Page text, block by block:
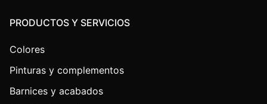
PRODUCTOS Y SERVICIOS
Colores
Pinturas y complementos
Barnices y acabados